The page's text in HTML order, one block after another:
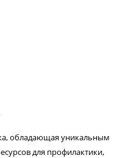
обладающая уникальным
для профилактики,